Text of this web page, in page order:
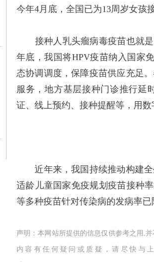
今年4月底，全国已为13周岁女孩
接种人乳头瘤病毒疫苗也就是
年底，我国将HPV疫苗纳入国家
态协调调度，保障疫苗供应充足
服务，地方基层接种门诊推行延
证、线上预约、接种提醒等，用数
近年来，我国持续推动构建全
适龄儿童国家免疫规划疫苗接种
等多种疫苗针对传染病的发病率
声明：本网站所提供的信息仅供参考之用,
内容有任何疑问或质疑，请尽快与